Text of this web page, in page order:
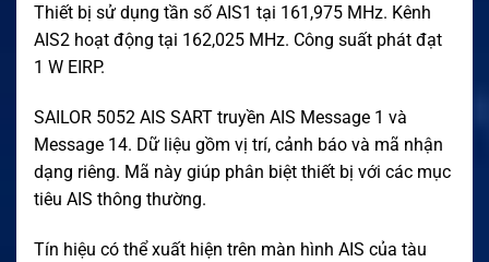
Thiết bị sử dụng tần số AIS1 tại 161,975 MHz. Kênh
AIS2 hoạt động tại 162,025 MHz. Công suất phát đạt
1 W EIRP.
SAILOR 5052 AIS SART truyền AIS Message 1 và
Message 14. Dữ liệu gồm vị trí, cảnh báo và mã nhận
dạng riêng. Mã này giúp phân biệt thiết bị với các mục
tiêu AIS thông thường.
Tín hiệu có thể xuất hiện trên màn hình AIS của tàu